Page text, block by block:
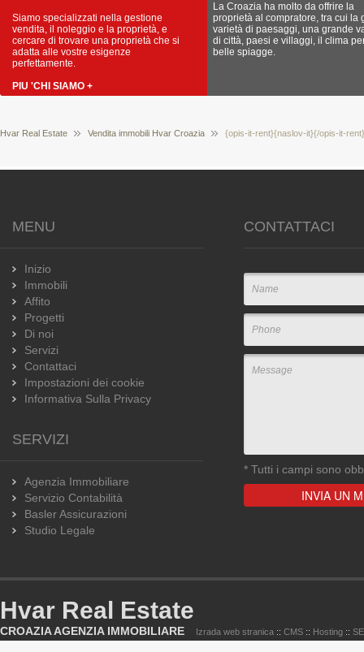
Siamo specializzati nella gestione
vendita, il noleggio e la proprietà, e
cercare di trovare una proprietà che si
adatta alle vostre esigenze
perfettamente.
PIU 'CHI SIAMO +
La Croazia ha molto da offrire la
proprietà al compratore, tra cui la
varietà di paesaggi, una grande
di città, paesi e villaggi, il clima
belle spiagge.
Hvar Real Estate Vendita immobili Hvar Croazia {opis-it-rent}{naslov-it}{/opis-it-
MENU
Inizio
Immobili
Affito
Progetti
Di noi
Servizi
Contattaci
Impostazioni dei cookie
Informativa Sulla Privacy
SERVIZI
Agenzia Immobiliare
Servizio Contabilità
Basler Assicurazioni
Studio Legale
CONTATTACI
* Tutti i campi sono
Hvar Real Estate
CROAZIA AGENZIA IMMOBILIARE Izrada web stranica :: CMS :: Hosting ::